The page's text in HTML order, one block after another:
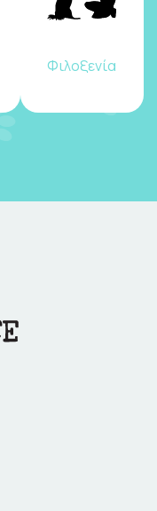
Φιλοξενία